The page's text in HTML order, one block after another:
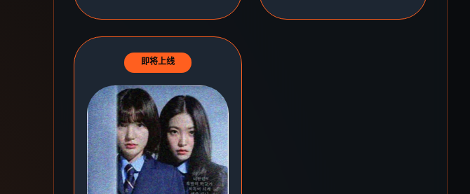
即将上线